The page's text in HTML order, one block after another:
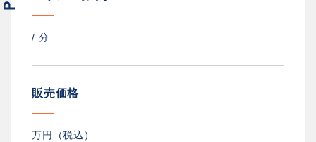
/ 分
販売価格
万円（税込）